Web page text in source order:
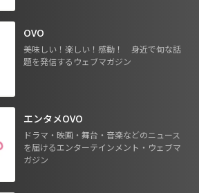
OVO
美味しい！楽しい！感動！ 身近で旬な話
題を発信するウェブマガジン
エンタメOVO
ドラマ・映画・舞台・音楽などのニュース
を届けるエンターテインメント・ウェブマ
ガジン